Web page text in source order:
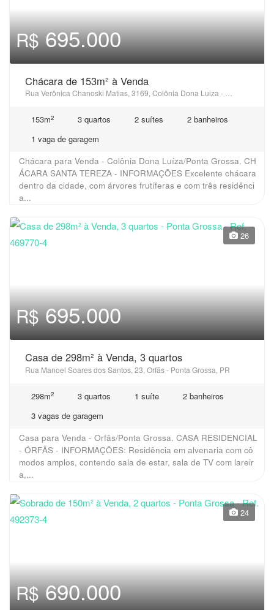
R$695.000
Chácara de 153m² à Venda
153m2 3 quartos 2 suítes
2 banheiros
1 vaga de garagem
Chácara para Venda - Colônia Dona Luíza/Ponta Grossa. CH
ÁCARA SANTA TEREZA - INFORMAÇÕES Excelente chácara
dentro da cidade, com árvores frutíferas e com três residênci
a...
26
R$695.000
Casa de 298m² à Venda, 3 quartos
Rua Manoel Soares dos Santos, 23, Orfãs - Ponta Grossa, PR
298m2 3 quartos 1 suíte
2 banheiros
3 vagas de garagem
Casa para Venda - Orfãs/Ponta Grossa. CASA RESIDENCIAL
- ÓRFÃS - INFORMAÇÕES: Residência em alvenaria com cô
modos amplos, contendo sala de estar, sala de TV com lareir
a,...
24
R$690.000